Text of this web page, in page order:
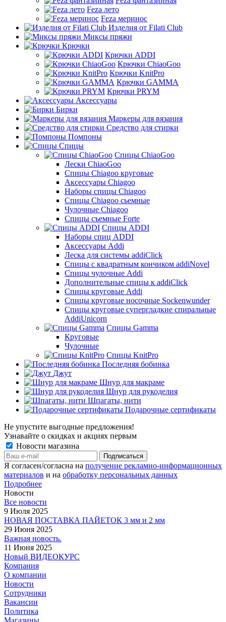
Feza лето
Feza меринос
Изделия от Filati Club
Миксы пряжи
Крючки
Крючки ADDI
Крючки ChiaoGoo
Крючки KnitPro
Крючки GAMMA
Крючки PRYM
Аксессуары
Бирки
Маркеры для вязания
Средство для стирки
Помпоны
Спицы
Спицы ChiaoGoo
Лески ChiaoGoo
Cпицы Сhiagoo круговые
Аксессуары Chiagoo
Наборы спицы Chiagoo
Спицы Chiagoo сьемные
Чулочные Chiagoo
Спицы съемные Forte
Спицы ADDI
Наборы спиц ADDI
Аксессуары Addi
Леска для системы addiClick
Спицы с квадратным кончиком addiNovel
Спицы чулочные Addi
Дополнительные спицы к addiClick
Спицы круговые Addi
Спицы круговые носочные Sockenwunder
Спицы круговые супергладкие спиральные
AddiUnicorn
Спицы Gamma
Круговые
Чулочные
Спицы KnitPro
Последняя бобинка
Джут
Шнур для макраме
Шнур для рукоделия
Шпагаты, нити
Подарочные сертификаты
Не упустите выгодные предложения!
Узнавайте о скидках и акциях первым
Новости магазина
Я согласен/согласна на получение рекламно-информационных
материалов и на обработку персональных данных
Подробнее
Новости
Все новости
9 Июля 2025
НОВАЯ ПОСТАВКА ПАЙЕТОК 3 мм и 2 мм
29 Июня 2025
Важная новость.
11 Июня 2025
Новый ВИДЕОКУРС
Компания
О компании
Новости
Сотрудники
Вакансии
Политика